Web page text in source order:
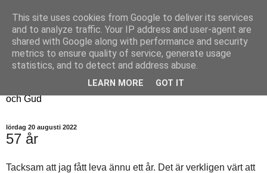
Fyren
Fyren finns för att sprida ljus i mörkret
För att påminna om guldkanterna i tillvaron
Här samsas jakt, hantverk, odling, och andra tankar om livet
och Gud
lördag 20 augusti 2022
57 år
Tacksam att jag fått leva ännu ett år. Det är verkligen värt att
This site uses cookies from Google to deliver its services
and to analyze traffic. Your IP address and user-agent are
shared with Google along with performance and security
metrics to ensure quality of service, generate usage
statistics, and to detect and address abuse.
LEARN MORE GOT IT